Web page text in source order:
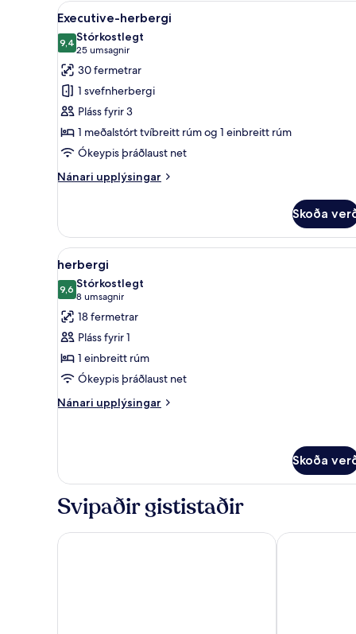
Skoða
allar
myndir
fyrir
Executive-
herbergi
Executive-herbergi |
13
Executive-herbergi
9,49,4 af 10
Stórkostlegt
25 umsagnir
(25
umsagnir)
30 fermetrar
1 svefnherbergi
Pláss fyrir 3
1 meðalstórt tvíbreitt rúm og 1 einbreitt rúm
Ókeypis þráðlaust net
Nánari upplýsingar
Nánari
herbergi
Skoða
Skoða
allar
myndir
fyrir
herbergi
Öryggishólf í herbergi,
9
herbergi
9,69,6 af 10
Stórkostlegt
8 umsagnir
(8
umsagnir)
18 fermetrar
Pláss fyrir 1
1 einbreitt rúm
Ókeypis þráðlaust net
Nánari upplýsingar
Nánari
Skoða
Svipaðir gististaðir
Clayton Hotel Dublin Airport Maldron